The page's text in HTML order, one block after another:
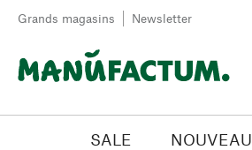
Passer au contenu
Grands magasins Newsletter
SALE NOUVEAU